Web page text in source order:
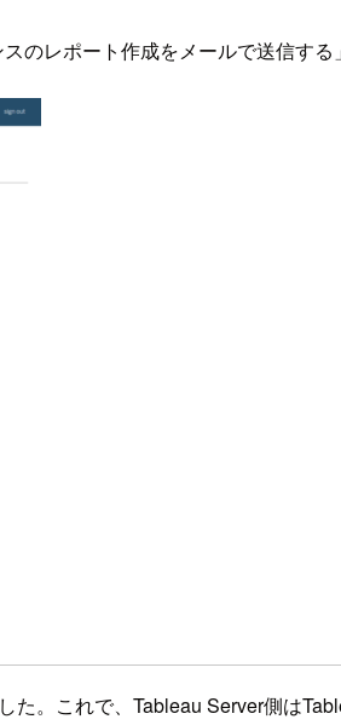
レポート作成をメールで送信す
。これで、Tableau Server側は